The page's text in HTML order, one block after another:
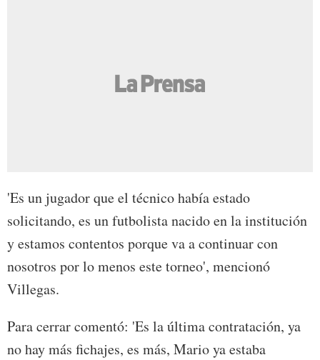
'Es un jugador que el técnico había estado
solicitando, es un futbolista nacido en la institución
y estamos contentos porque va a continuar con
nosotros por lo menos este torneo', mencionó
Villegas.
Para cerrar comentó: 'Es la última contratación, ya
no hay más fichajes, es más, Mario ya estaba